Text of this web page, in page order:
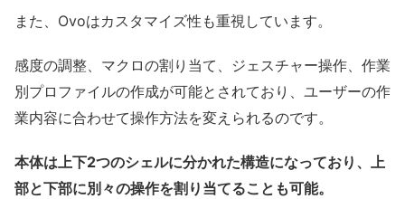
また、Ovoはカスタマイズ性も重視しています。
感度の調整、マクロの割り当て、ジェスチャー操作、作業
別プロファイルの作成が可能とされており、ユーザーの作
業内容に合わせて操作方法を変えられるのです。
本体は上下2つのシェルに分かれた構造になっており、上
部と下部に別々の操作を割り当てることも可能。